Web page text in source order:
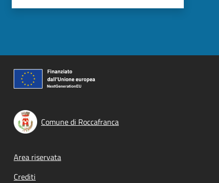
Comune di Roccafranca
Footer menu
Area riservata
Crediti